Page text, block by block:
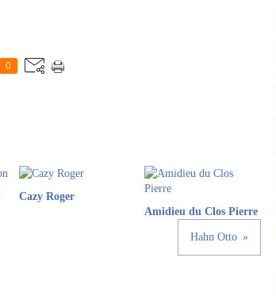
0
Cazy Roger
Amidieu du Clos Pierre
Hahn Otto